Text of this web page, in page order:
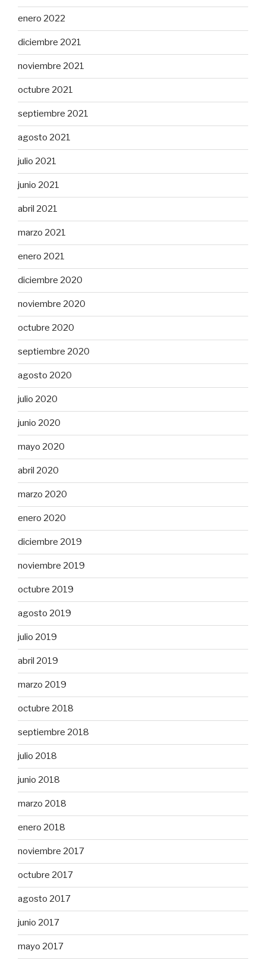
enero 2022
diciembre 2021
noviembre 2021
octubre 2021
septiembre 2021
agosto 2021
julio 2021
junio 2021
abril 2021
marzo 2021
enero 2021
diciembre 2020
noviembre 2020
octubre 2020
septiembre 2020
agosto 2020
julio 2020
junio 2020
mayo 2020
abril 2020
marzo 2020
enero 2020
diciembre 2019
noviembre 2019
octubre 2019
agosto 2019
julio 2019
abril 2019
marzo 2019
octubre 2018
septiembre 2018
julio 2018
junio 2018
marzo 2018
enero 2018
noviembre 2017
octubre 2017
agosto 2017
junio 2017
mayo 2017